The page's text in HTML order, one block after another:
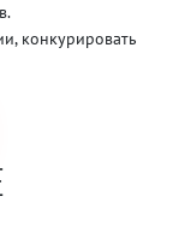
конкурировать